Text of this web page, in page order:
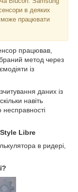
в деяких
може працювати
працював,
метод через
із
даних із
навіть
несправності
Libre
в ридері,